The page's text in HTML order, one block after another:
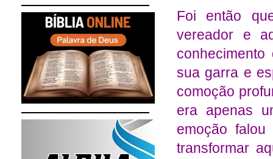
Foi então
vereador e
sua garra e
comoção
era apenas
emoção
transformar